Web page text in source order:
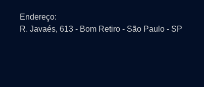
Endereço:
R. Javaés, 613 - Bom Retiro - São Paulo - SP